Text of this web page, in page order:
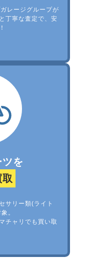
レージグループが
丁寧な査定で、安
を
サリー類(ライト
。
チャリでも買い取